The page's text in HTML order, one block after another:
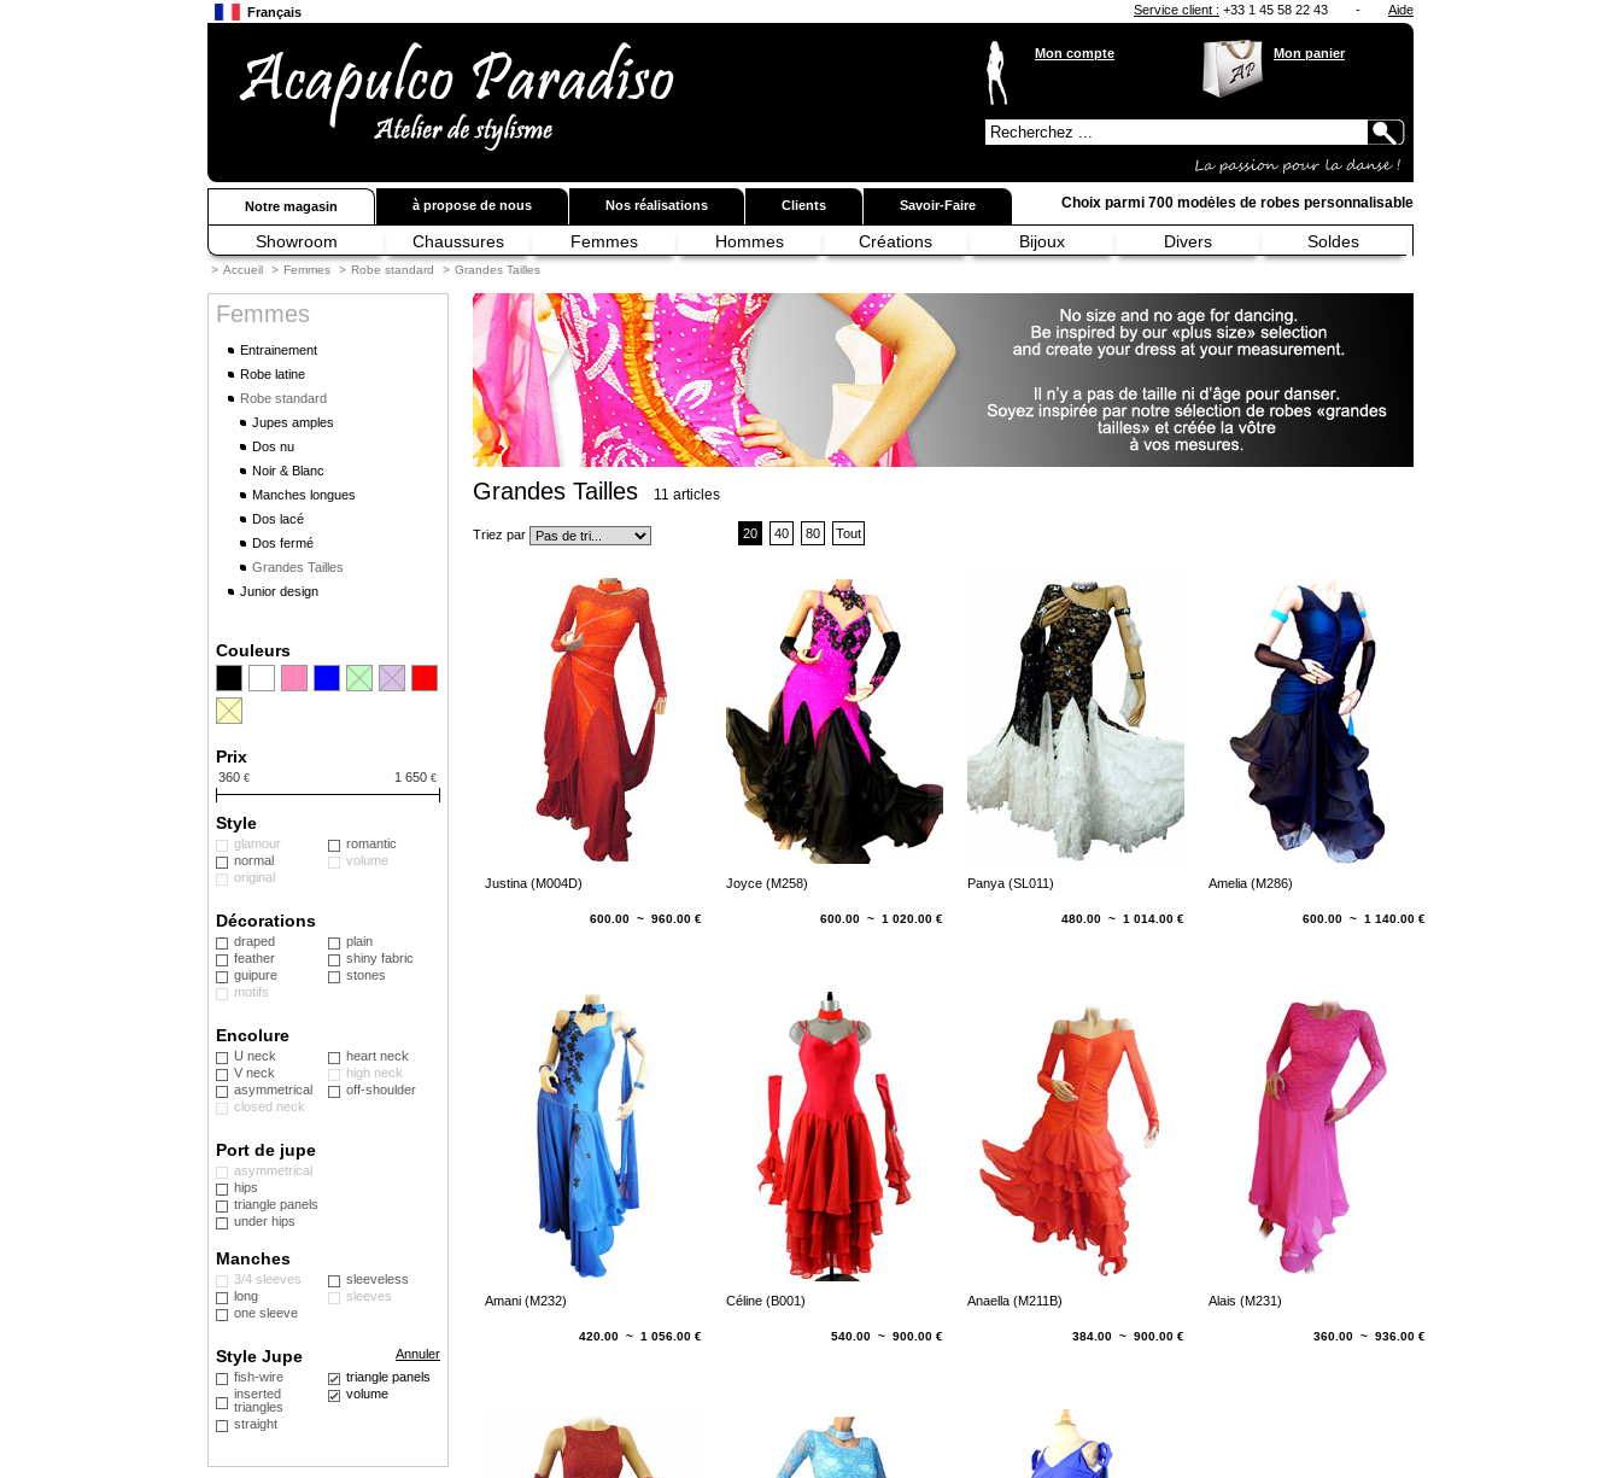
Français
Japonais
Service client : +33 1 45 58 22 43 - Aide
Mon compte Mon panier
Notre magasin
Showroom Chaussures Femmes Hommes Créations Bijoux Divers Soldes
à propose de nous Nos réalisations Clients Savoir-Faire Choix parmi 700 modėles de robes personnalisable
> Accueil > Femmes > Robe standard > Grandes Tailles
Femmes
Entrainement
Robe latine
Robe standard
Jupes amples
Dos nu
Noir & Blanc
Manches longues
Dos lacé
Dos fermé
Grandes Tailles
Junior design
Couleurs
Prix
360 € 1 650 €
Style
glamour
normal
original
romantic
volume
Décorations
draped
feather
guipure
motifs
plain
shiny fabric
stones
Encolure
U neck
V neck
asymmetrical
closed neck
heart neck
high neck
off-shoulder
Port de jupe
asymmetrical
hips
triangle panels
under hips
Manches
3/4 sleeves
long
one sleeve
sleeveless
sleeves
Annuler
Style Jupe
fish-wire
inserted
triangles
straight
triangle panels
volume
Grandes Tailles 11 articles
Triez par 20 40 80 Tout
Justina (M004D)
600.00 ~ 960.00 €
Joyce (M258)
600.00 ~ 1 020.00 €
Panya (SL011)
480.00 ~ 1 014.00 €
Amelia (M286)
600.00 ~ 1 140.00 €
Amani (M232)
420.00 ~ 1 056.00 €
Céline (B001)
540.00 ~ 900.00 €
Anaella (M211B)
384.00 ~ 900.00 €
Alais (M231)
360.00 ~ 936.00 €